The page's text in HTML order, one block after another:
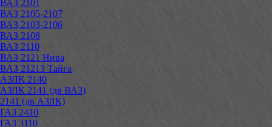
ВАЗ 2101
ВАЗ 2105-2107
ВАЗ 2103-2106
ВАЗ 2108
ВАЗ 2110
ВАЗ 2121 Нива
ВАЗ 21213 Тайга
АЗЛК 2140
АЗЛК 2141 (дв ВАЗ)
2141 (дв АЗЛК)
ГАЗ 2410
ГАЗ 3110